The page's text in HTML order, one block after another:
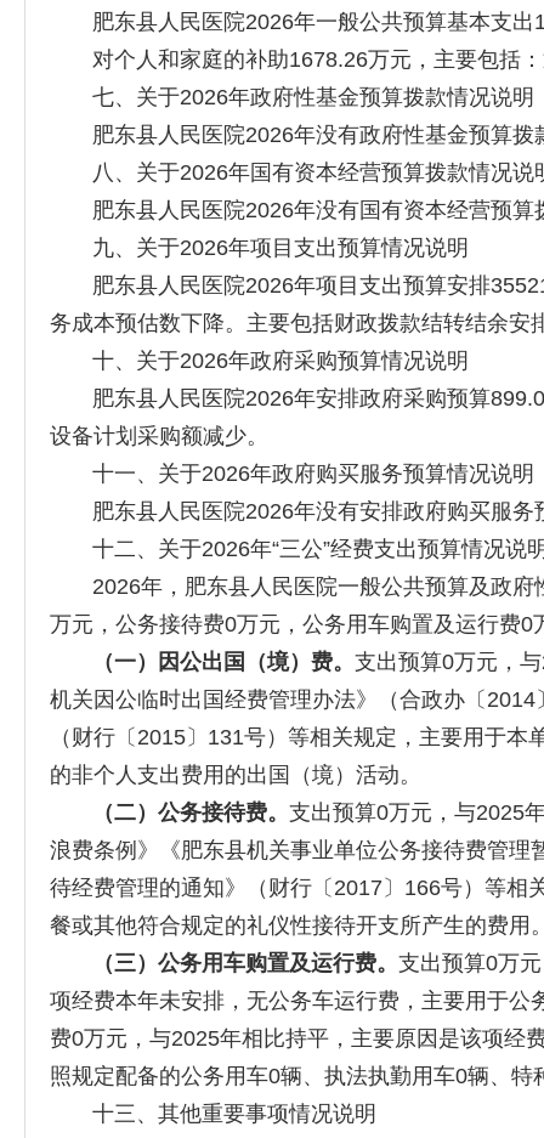
肥东县人民医院2026年一般公共预算基本支出
对个人和家庭的补助1678.26万元，主要包括：
七、关于2026年政府性基金预算拨款情况说明
肥东县人民医院2026年没有政府性基金预算拨
八、关于2026年国有资本经营预算拨款情况说
肥东县人民医院2026年没有国有资本经营预算
九、关于2026年项目支出预算情况说明
肥东县人民医院2026年项目支出预算安排
务成本预估数下降。主要包括财政拨款结转结余
十、关于2026年政府采购预算情况说明
肥东县人民医院2026年安排政府采购预算
设备计划采购额减少。
十一、关于2026年政府购买服务预算情况说明
肥东县人民医院2026年没有安排政府购买服务
十二、关于2026年“三公”经费支出预算情况说
2026年，肥东县人民医院一般公共预算及政府
万元，公务接待费0万元，公务用车购置及运行费0
（一）因公出国（境）费。 支出预算0万元，
机关因公临时出国经费管理办法》（合政办〔
（财行〔2015〕131号）等相关规定，主要用于
的非个人支出费用的出国（境）活动。
（二）公务接待费。 支出预算0万元，与2025
浪费条例》《肥东县机关事业单位公务接待费管
待经费管理的通知》（财行〔2017〕166号）等相
餐或其他符合规定的礼仪性接待开支所产生的费用
（三）公务用车购置及运行费。 支出预算0万
项经费本年未安排，无公务车运行费，主要用于
费0万元，与2025年相比持平，主要原因是该项经
照规定配备的公务用车0辆、执法执勤用车0辆、特
十三、其他重要事项情况说明